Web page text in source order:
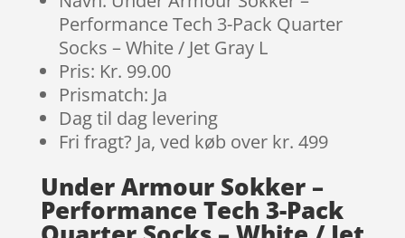
Performance Tech 3-Pack Quarter
Socks – White / Jet Gray L
Pris: Kr. 99.00
Prismatch: Ja
Dag til dag levering
Fri fragt? Ja, ved køb over kr. 499
Under Armour Sokker –
Performance Tech 3-Pack